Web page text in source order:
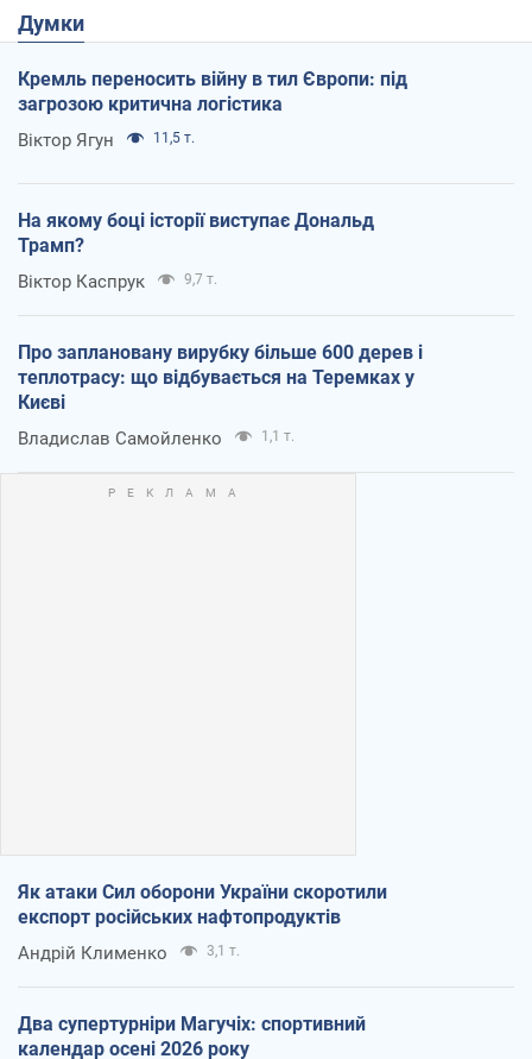
Думки
Кремль переносить війну в тил Європи: під
загрозою критична логістика
Віктор Ягун 11,5 т.
На якому боці історії виступає Дональд
Трамп?
Віктор Каспрук 9,7 т.
Про заплановану вирубку більше 600 дерев і
теплотрасу: що відбувається на Теремках у
Києві
Владислав Самойленко 1,1 т.
Як атаки Сил оборони України скоротили
експорт російських нафтопродуктів
Андрій Клименко 3,1 т.
Два супертурніри Магучіх: спортивний
календар осені 2026 року